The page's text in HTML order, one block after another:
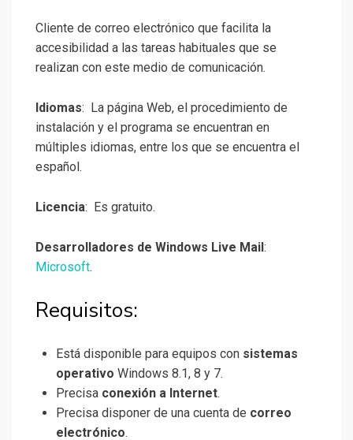
Cliente de correo electrónico que facilita la
accesibilidad a las tareas habituales que se
realizan con este medio de comunicación.
Idiomas: La página Web, el procedimiento de
instalación y el programa se encuentran en
múltiples idiomas, entre los que se encuentra el
español.
Licencia: Es gratuito.
Desarrolladores de Windows Live Mail :
Microsoft.
Requisitos:
Está disponible para equipos con sistemas
operativo Windows 8.1, 8 y 7.
Precisa conexión a Internet.
Precisa disponer de una cuenta de correo
electrónico.